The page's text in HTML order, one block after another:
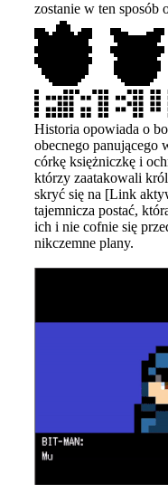
zostanie w ten sposób
Historia opowiada o
obecnego panującego
córkę księżniczkę i
którzy zaatakowali
skryć się na [Link
tajemnicza postać,
ich i nie cofnie się
nikczemne plany.